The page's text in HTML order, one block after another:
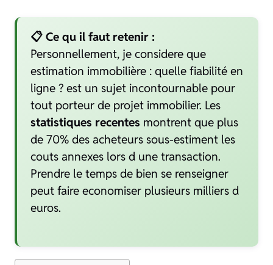
📋 Ce qu il faut retenir :
Personnellement, je considere que
estimation immobilière : quelle fiabilité en
ligne ? est un sujet incontournable pour
tout porteur de projet immobilier. Les
statistiques recentes montrent que plus
de 70% des acheteurs sous-estiment les
couts annexes lors d une transaction.
Prendre le temps de bien se renseigner
peut faire economiser plusieurs milliers d
euros.